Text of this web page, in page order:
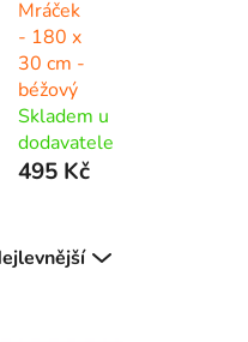
Mráček
- 180 x
30 cm -
béžový
Skladem u
dodavatele
495 Kč